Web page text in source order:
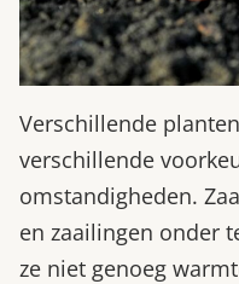
Verschillende
verschillende
omstandigheden.
en zaailingen onder
ze niet genoeg